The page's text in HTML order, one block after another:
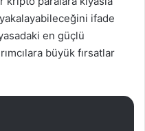
ifade
en güçlü
büyük fırsatlar